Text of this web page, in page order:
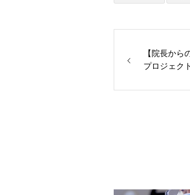
【院長から
プロジェク